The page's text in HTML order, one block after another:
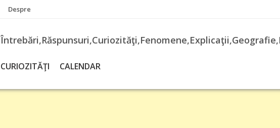
Despre
CURIOZITĂŢI CALENDAR